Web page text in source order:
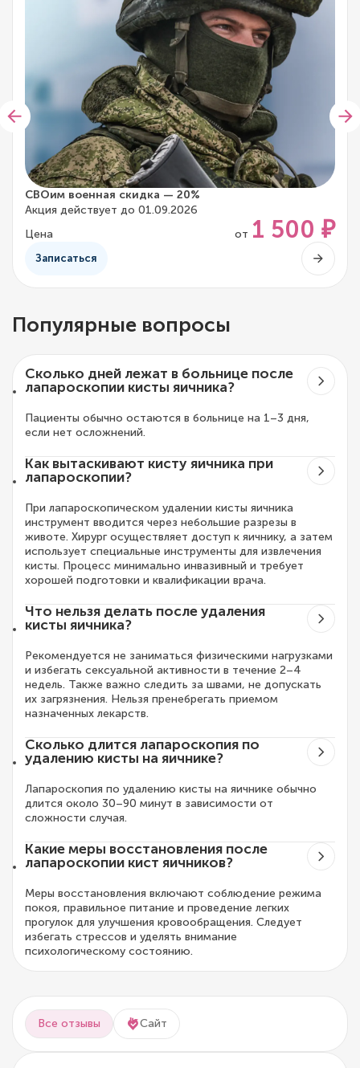
СВОим военная скидка — 20%
Акция действует до 01.09.2026
Цена
от 1 500 ₽
Записаться
Популярные вопросы
Сколько дней лежат в больнице после
лапароскопии кисты яичника?
Пациенты обычно остаются в больнице на 1–3 дня,
если нет осложнений.
Как вытаскивают кисту яичника при
лапароскопии?
При лапароскопическом удалении кисты яичника
инструмент вводится через небольшие разрезы в
животе. Хирург осуществляет доступ к яичнику, а затем
использует специальные инструменты для извлечения
кисты. Процесс минимально инвазивный и требует
хорошей подготовки и квалификации врача.
Что нельзя делать после удаления
кисты яичника?
Рекомендуется не заниматься физическими нагрузками
и избегать сексуальной активности в течение 2–4
недель. Также важно следить за швами, не допускать
их загрязнения. Нельзя пренебрегать приемом
назначенных лекарств.
Сколько длится лапароскопия по
удалению кисты на яичнике?
Лапароскопия по удалению кисты на яичнике обычно
длится около 30–90 минут в зависимости от
сложности случая.
Какие меры восстановления после
лапароскопии кист яичников?
Меры восстановления включают соблюдение режима
покоя, правильное питание и проведение легких
прогулок для улучшения кровообращения. Следует
избегать стрессов и уделять внимание
психологическому состоянию.
Все отзывы Сайт